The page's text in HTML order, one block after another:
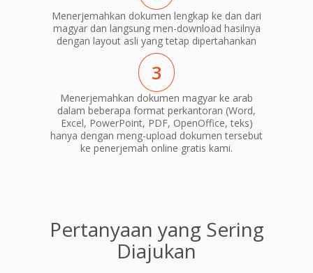
Menerjemahkan dokumen lengkap ke dan dari
magyar dan langsung men-download hasilnya
dengan layout asli yang tetap dipertahankan
3
Menerjemahkan dokumen magyar ke arab
dalam beberapa format perkantoran (Word,
Excel, PowerPoint, PDF, OpenOffice, teks)
hanya dengan meng-upload dokumen tersebut
ke penerjemah online gratis kami.
Pertanyaan yang Sering
Diajukan